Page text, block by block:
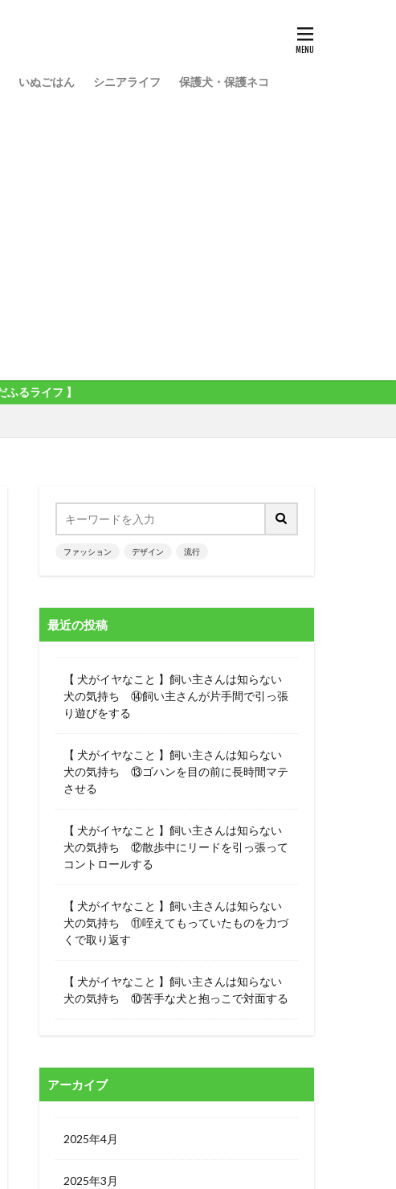
いぬごはん シニアライフ
保護犬・保護ネコ
ファッション デザイン 流行
最近の投稿
【 犬がイヤなこと 】飼い主さんは知らない
犬の気持ち ⑭飼い主さんが片手間で引っ張
り遊びをする
【 犬がイヤなこと 】飼い主さんは知らない
犬の気持ち ⑬ゴハンを目の前に長時間マテ
させる
【 犬がイヤなこと 】飼い主さんは知らない
犬の気持ち ⑫散歩中にリードを引っ張って
コントロールする
【 犬がイヤなこと 】飼い主さんは知らない
犬の気持ち ⑪咥えてもっていたものを力づ
くで取り返す
【 犬がイヤなこと 】飼い主さんは知らない
犬の気持ち ⑩苦手な犬と抱っこで対面する
アーカイブ
2025年4月
2025年3月